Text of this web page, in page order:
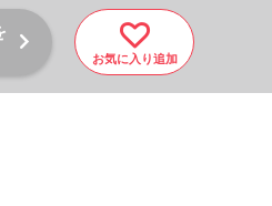
お気に入り追加